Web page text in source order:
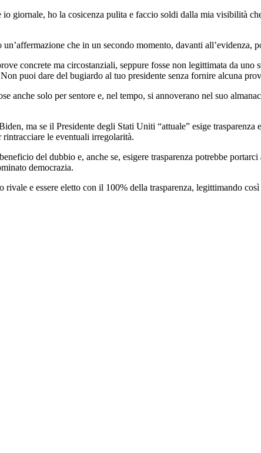
giornale, ho la cosicenza pulita e faccio soldi dalla mia visibilità
che in un secondo momento, davanti all’evidenza,
concrete ma circostanziali, seppure fosse non legittimata da
puoi dare del bugiardo al tuo presidente senza fornire alcuna
anche solo per sentore e, nel tempo, si annoverano nel suo
ma se il Presidente degli Stati Uniti “attuale” esige
le eventuali irregolarità.
del dubbio e, anche se, esigere trasparenza potrebbe
democrazia.
e essere eletto con il 100% della trasparenza, legittimando